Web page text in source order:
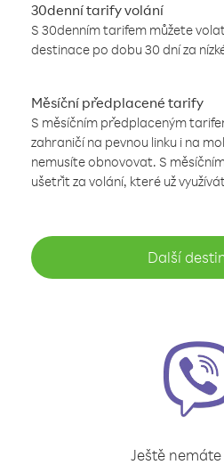
30denní tarify volání
S 30denním tarifem můžete
destinace po dobu 30 dní za
Měsíční předplacené tarify
S měsíčním předplaceným
zahraničí na pevnou linku i na
nemusíte obnovovat. S
ušetřit za volání, které už
Další
Ještě nemáte